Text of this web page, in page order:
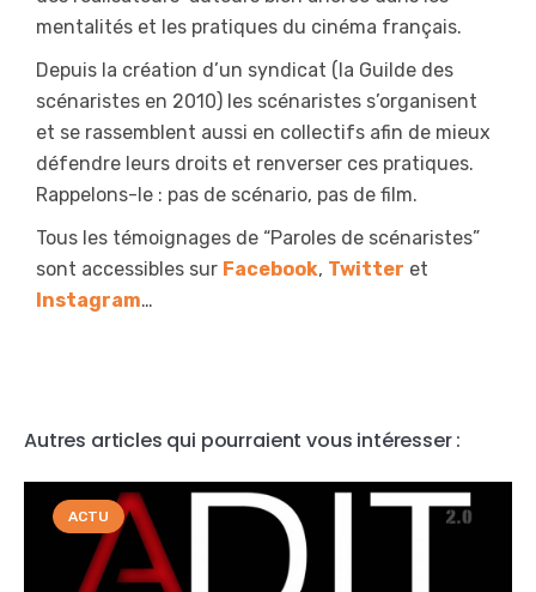
mentalités et les pratiques du cinéma français.
Depuis la création d’un syndicat (la Guilde des
scénaristes en 2010) les scénaristes s’organisent
et se rassemblent aussi en collectifs afin de mieux
défendre leurs droits et renverser ces pratiques.
Rappelons-le : pas de scénario, pas de film.
Tous les témoignages de “Paroles de scénaristes”
sont accessibles sur Facebook, Twitter et
Instagram…
Autres articles qui pourraient vous intéresser :
ACTU